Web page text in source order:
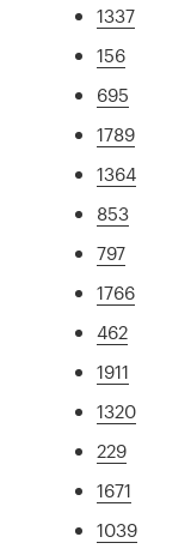
1337
156
695
1789
1364
853
797
1766
462
1911
1320
229
1671
1039